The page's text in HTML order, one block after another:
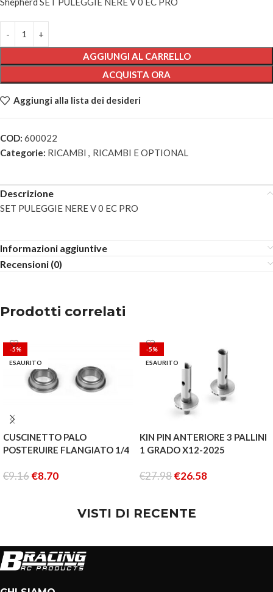
AGGIUNGI AL CARRELLO
ACQUISTA ORA
Aggiungi alla lista dei desideri
COD: 600022
Categorie: RICAMBI , RICAMBI E OPTIONAL
Descrizione
SET PULEGGIE NERE V 0 EC PRO
Informazioni aggiuntive
Recensioni (0)
Prodotti correlati
-5%
ESAURITO
CUSCINETTO PALO
POSTERUIRE FLANGIATO 1/4
€9.16€8.70
-5%
ESAURITO
KIN PIN ANTERIORE 3 PALLINI
1 GRADO X12-2025
€27.98€26.58
VISTI DI RECENTE